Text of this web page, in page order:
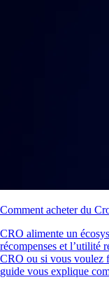
Comment acheter du
CRO alimente un
récompenses et l’utilité
CRO ou si vous voulez
guide vous explique